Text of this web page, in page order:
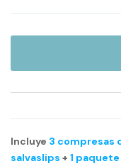
Incluye 3 compresas
salvaslips + 1